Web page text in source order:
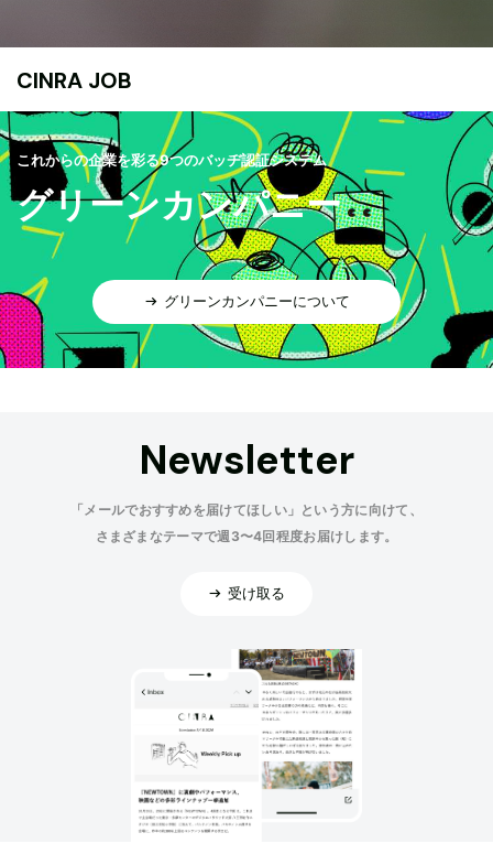
CINRA JOB
これからの企業を彩る9つのバッヂ認証システム
グリーンカンパニー
グリーンカンパニーについて
Newsletter
「メールでおすすめを届けてほしい」という方に向けて、
さまざまなテーマで週3〜4回程度お届けします。
受け取る